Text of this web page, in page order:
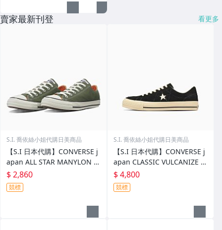
賣家最新刊登 看更多
S.I. 喬依絲小姐代購日美商品
【S.I 日本代購】CONVERSE j
apan ALL STAR MANYLON O
X
$ 2,860
競標
S.I. 喬依絲小姐代購日美商品
【S.I 日本代購】CONVERSE j
apan CLASSIC VULCANIZE O
NE STAR AGED SUEDE AG
$ 4,800
競標